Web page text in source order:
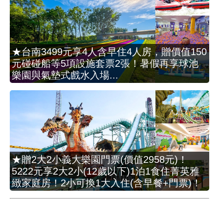
★台南3499元享4人含早住4人房，贈價值150
元碰碰船等5項設施套票2張！暑假再享球池
樂園與氣墊式戲水入場...
★贈2大2小義大樂園門票(價值2958元)！
5222元享2大2小(12歲以下)1泊1食住菁英雅
緻家庭房！2小可換1大入住(含早餐+門票)！